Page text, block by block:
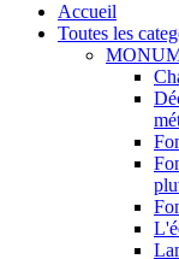
Accueil
Toutes les